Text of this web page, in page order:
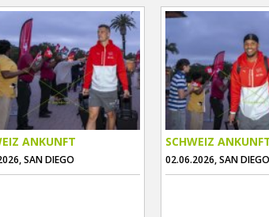
ANKUNFT
SAN DIEGO
SCHWEIZ
02.06.2026, SAN DIEGO